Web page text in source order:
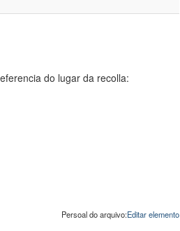
do lugar da recolla:
Persoal do arquivo:Editar elemento